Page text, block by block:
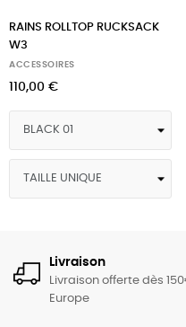
RAINS ROLLTOP RUCKSACK
W3
ACCESSOIRES
110,00 €
Livraison
Livraison offerte dès
Europe